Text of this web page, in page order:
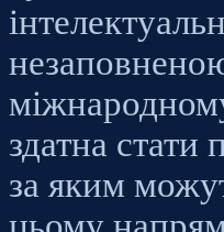
здатна
за яким